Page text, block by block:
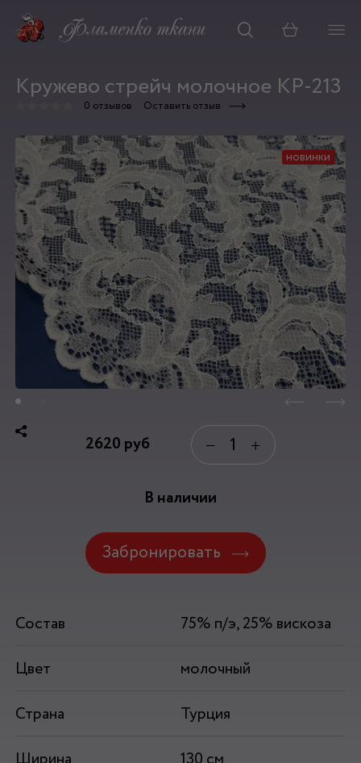
Корзина
Кружево стрейч молочное КР-213
0 отзывов Оставить отзыв
новинки
2620 руб − +
В наличии
Забронировать
Состав
75% п/э, 25% вискоза
Цвет
молочный
Страна
Турция